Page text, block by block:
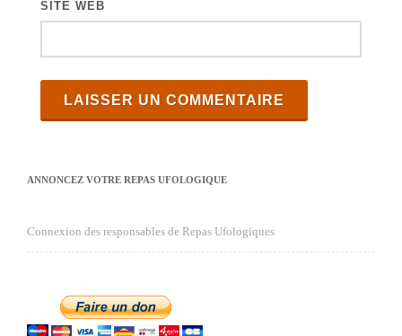
SITE WEB
ANNONCEZ VOTRE REPAS UFOLOGIQUE
Connexion des responsables de Repas Ufologiques